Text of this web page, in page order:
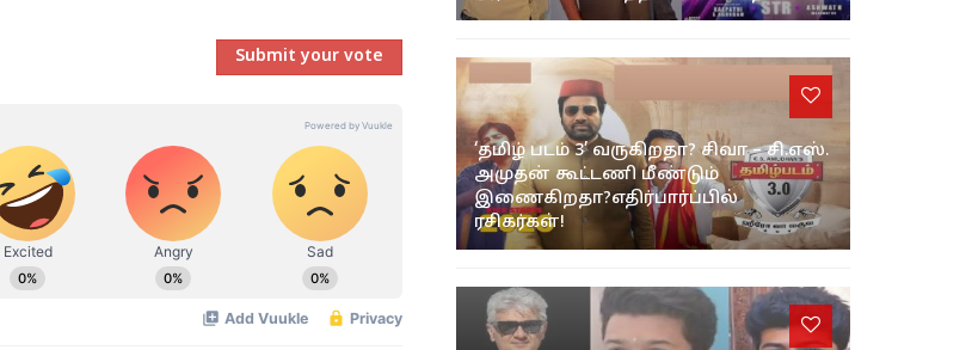
Submit your vote
‘தமிழ் படம் 3’ வருகிறதா? சிவா – சி.எஸ்.
அமுதன் கூட்டணி மீண்டும்
இணைகிறதா?எதிர்பார்ப்பில்
ரசிகர்கள்!